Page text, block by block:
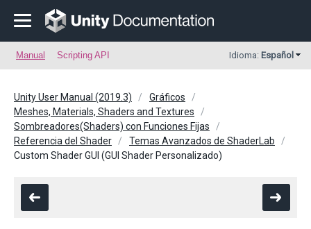
Manual Scripting API Idioma: Español
Unity User Manual (2019.3)
Gráficos
Meshes, Materials, Shaders and Textures
Sombreadores(Shaders) con Funciones Fijas
Referencia del Shader
Temas Avanzados de ShaderLab
Custom Shader GUI (GUI Shader Personalizado)